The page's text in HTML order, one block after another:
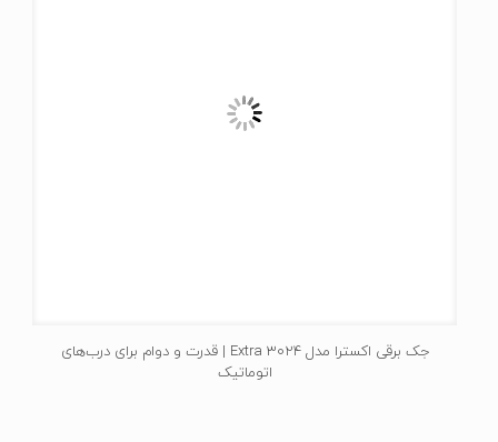
جک برقی اکسترا مدل 3024 Extra | قدرت و دوام برای درب‌های
اتوماتیک